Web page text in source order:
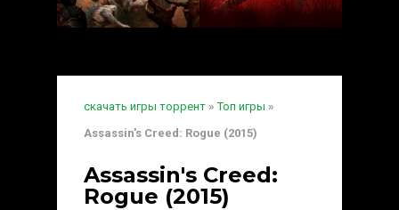
скачать игры торрент »Топ игры »
Assassin's Creed: Rogue (2015)
Assassin's Creed:
Rogue (2015)